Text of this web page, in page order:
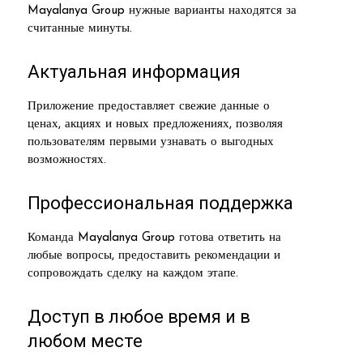
Mayalanya Group нужные варианты находятся за
считанные минуты.
Актуальная информация
Приложение предоставляет свежие данные о
ценах, акциях и новых предложениях, позволяя
пользователям первыми узнавать о выгодных
возможностях.
Профессиональная поддержка
Команда Mayalanya Group готова ответить на
любые вопросы, предоставить рекомендации и
сопровождать сделку на каждом этапе.
Доступ в любое время и в
любом месте